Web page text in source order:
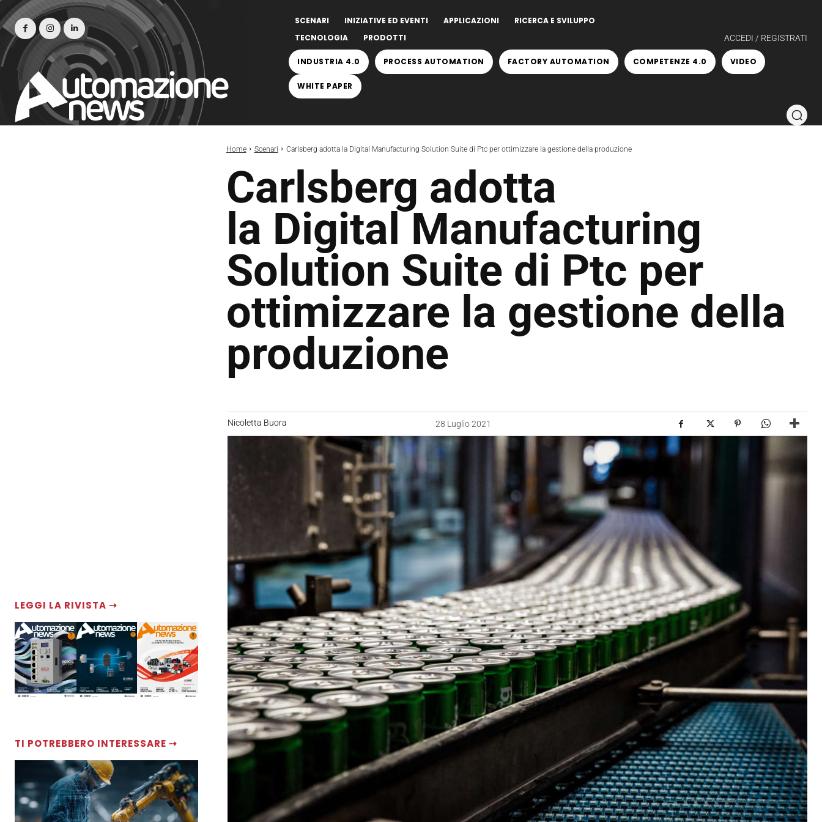
SCENARI INIZIATIVE ED EVENTI APPLICAZIONI
RICERCA E SVILUPPO
TECNOLOGIA
PRODOTTI ACCEDI / REGISTRATI
INDUSTRIA 4.0 PROCESS AUTOMATION FACTORY AUTOMATION COMPETENZE 4.0 VIDEO
WHITE PAPER
Home Scenari Carlsberg adotta la Digital Manufacturing Solution Suite di Ptc per ottimizzare la gestione della produzione
Carlsberg adotta
la Digital Manufacturing
Solution Suite di Ptc per
ottimizzare la gestione della
produzione
LEGGI LA RIVISTA ⇢
TI POTREBBERO INTERESSARE ⇢
Nicoletta Buora 28 Luglio 2021